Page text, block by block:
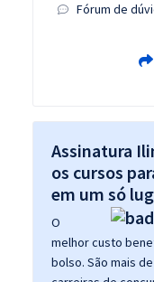
Fórum de
Assinatura
os cursos
em um só
O
melhor custo
bolso. São mais